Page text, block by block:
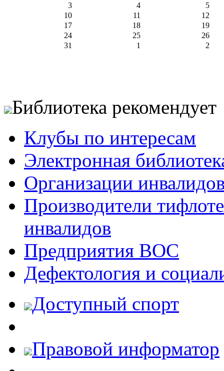
3
4
5
10
11
12
17
18
19
24
25
26
31
1 2
Библиотека рекомендует
Клубы по интересам
Электронная
Организации
Производители
инвалидов
Предприятия ВОС
Дефектология и
Доступный спорт
Правовой информатор